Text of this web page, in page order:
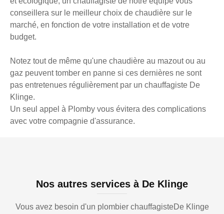
conseillera sur le meilleur choix de chaudière sur le
marché, en fonction de votre installation et de votre
budget.
Notez tout de même qu'une chaudière au mazout ou au
gaz peuvent tomber en panne si ces dernières ne sont
pas entretenues régulièrement par un chauffagiste De
Klinge.
Un seul appel à Plomby vous évitera des complications
avec votre compagnie d'assurance.
Nos autres services à De Klinge
Vous avez besoin d'un plombier chauffagisteDe Klinge